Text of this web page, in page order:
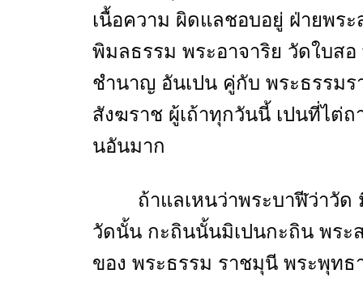
เนื้อความ ผิดแลชอบอยู่ ฝ่ายพร
พิมลธรรม พระอาจาริย วัดใบส
ชำนาญ อันเปน คู่กับ พระธรรม
สังฆราช ผู้เถ้าทุกวันนี้ เปนที่ไต่
นอันมาก
ถ้าแลเหนว่าพระบาฬีว่าวั
วัดนั้น กะถินนั้นมิเปนกะถิน พระ
ของ พระธรรม ราชมุนี พระพุท